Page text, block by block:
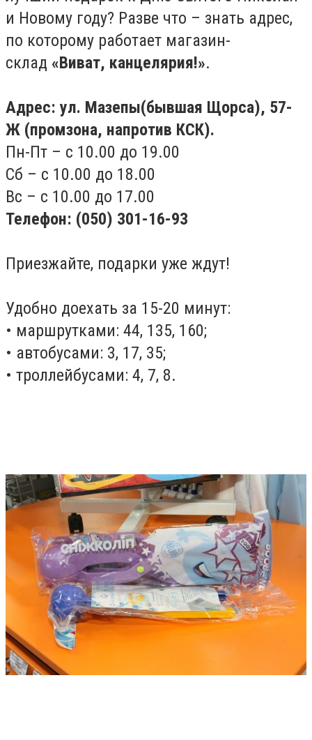
и Новому году? Разве что – знать адрес,
по которому работает магазин-
склад «Виват, канцелярия!».
Адрес: ул. Мазепы(бывшая Щорса), 57-
Ж (промзона, напротив КСК).
Пн-Пт – с 10.00 до 19.00
Сб – с 10.00 до 18.00
Вс – с 10.00 до 17.00
Телефон: (050) 301-16-93
Приезжайте, подарки уже ждут!
Удобно доехать за 15-20 минут:
• маршрутками: 44, 135, 160;
• автобусами: 3, 17, 35;
• троллейбусами: 4, 7, 8.